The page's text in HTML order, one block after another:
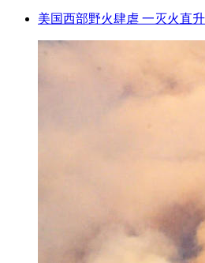
美国西部野火肆虐 一灭火直